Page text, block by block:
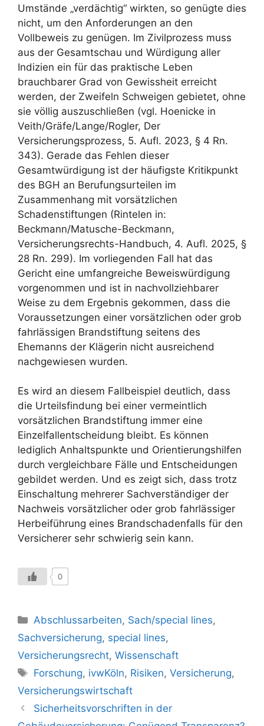
Umstände „verdächtig“ wirkten, so genügte dies
nicht, um den Anforderungen an den
Vollbeweis zu genügen. Im Zivilprozess muss
aus der Gesamtschau und Würdigung aller
Indizien ein für das praktische Leben
brauchbarer Grad von Gewissheit erreicht
werden, der Zweifeln Schweigen gebietet, ohne
sie völlig auszuschließen (vgl. Hoenicke in
Veith/Gräfe/Lange/Rogler, Der
Versicherungsprozess, 5. Aufl. 2023, § 4 Rn.
343). Gerade das Fehlen dieser
Gesamtwürdigung ist der häufigste Kritikpunkt
des BGH an Berufungsurteilen im
Zusammenhang mit vorsätzlichen
Schadenstiftungen (Rintelen in:
Beckmann/Matusche-Beckmann,
Versicherungsrechts-Handbuch, 4. Aufl. 2025, §
28 Rn. 299). Im vorliegenden Fall hat das
Gericht eine umfangreiche Beweiswürdigung
vorgenommen und ist in nachvollziehbarer
Weise zu dem Ergebnis gekommen, dass die
Voraussetzungen einer vorsätzlichen oder grob
fahrlässigen Brandstiftung seitens des
Ehemanns der Klägerin nicht ausreichend
nachgewiesen wurden.
Es wird an diesem Fallbeispiel deutlich, dass
die Urteilsfindung bei einer vermeintlich
vorsätzlichen Brandstiftung immer eine
Einzelfallentscheidung bleibt. Es können
lediglich Anhaltspunkte und Orientierungshilfen
durch vergleichbare Fälle und Entscheidungen
gebildet werden. Und es zeigt sich, dass trotz
Einschaltung mehrerer Sachverständiger der
Nachweis vorsätzlicher oder grob fahrlässiger
Herbeiführung eines Brandschadenfalls für den
Versicherer sehr schwierig sein kann.
0
Kategorien
Abschlussarbeiten, Sach/special lines,
Sachversicherung, special lines,
Versicherungsrecht, Wissenschaft
Schlagwörter
Forschung, ivwKöln, Risiken,Versicherung,
Versicherungswirtschaft
Sicherheitsvorschriften in der